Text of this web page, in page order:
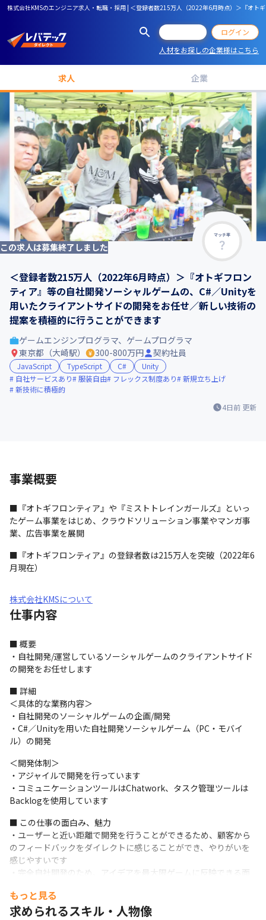
株式会社KMSのエンジニア求人・転職・採用 | ＜登録者数215万人（2022年6月時点）＞『オ
ログイン
人材をお探しの企業様はこちら
求人 企業
マッチ率
この求人は募集終了しました
＜登録者数215万人（2022年6月時点）＞『オトギフロン
ティア』等の自社開発ソーシャルゲームの、C#／Unityを
用いたクライアントサイドの開発をお任せ／新しい技術の
提案を積極的に行うことができます
4日前 更新
ゲームエンジンプログラマ、ゲームプログラマ
東京都（大崎駅）
300-800万円 契約社員
JavaScript TypeScript C#
Unity
自社サービスあり
服装自由 フレックス制度あり
新規立ち上げ
新技術に積極的
事業概要
■『オトギフロンティア』や『ミストトレインガールズ』といっ
たゲーム事業をはじめ、クラウドソリューション事業やマンガ事
業、広告事業を展開
■『オトギフロンティア』の登録者数は215万人を突破（2022年6
月現在）
株式会社KMSについて
仕事内容
■ 概要
・自社開発/運営しているソーシャルゲームのクライアントサイド
の開発をお任せします
■ 詳細
＜具体的な業務内容＞
・自社開発のソーシャルゲームの企画/開発
・C#／Unityを用いた自社開発ソーシャルゲーム（PC・モバイ
ル）の開発
＜開発体制＞
・アジャイルで開発を行っています
・コミュニケーションツールはChatwork、タスク管理ツールは
Backlogを使用しています
■ この仕事の面白み、魅力
・ユーザーと近い距離で開発を行うことができるため、顧客から
のフィードバックをダイレクトに感じることができ、やりがいを
感じやすいです
・完全自社開発のため、アイデアを最大限ゲームに反映できる面
・自社プロダクトの開発に携わることができるため、企画から開
発まで、責任を持って幅広い業務に関わることができます
もっと見る
求められるスキル・人物像